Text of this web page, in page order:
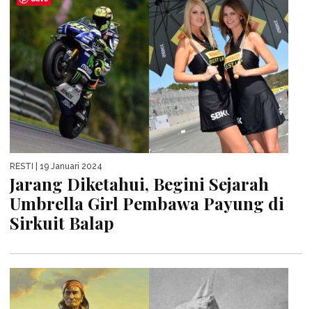
RESTI | 19 Januari 2024
Jarang Diketahui, Begini Sejarah
Umbrella Girl Pembawa Payung di
Sirkuit Balap